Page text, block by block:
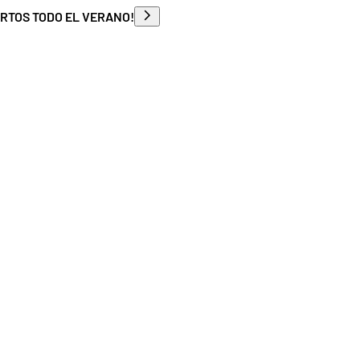
TODO EL VERANO!